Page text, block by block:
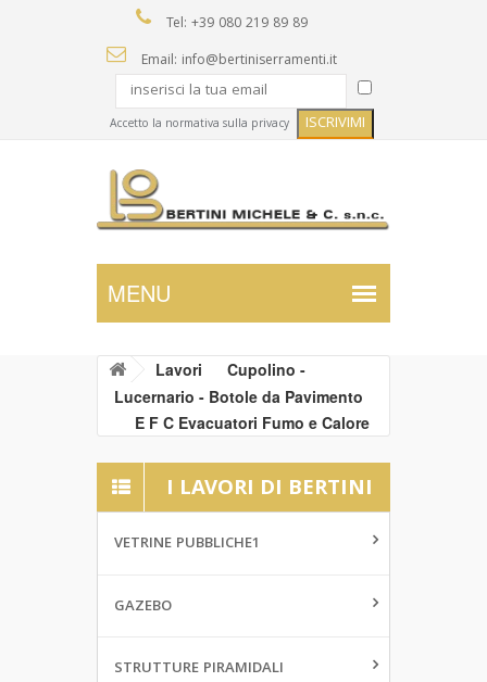
Tel: +39 080 219 89 89
Email: info@bertiniserramenti.it
Accetto la normativa sulla privacy
Lavori
Cupolino -
Lucernario - Botole da Pavimento
E F C Evacuatori Fumo e Calore
I LAVORI DI BERTINI
VETRINE PUBBLICHE1
GAZEBO
STRUTTURE PIRAMIDALI